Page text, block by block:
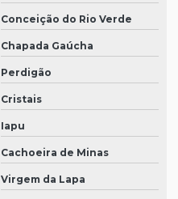
Conceição do Rio Verde
Chapada Gaúcha
Perdigão
Cristais
Iapu
Cachoeira de Minas
Virgem da Lapa